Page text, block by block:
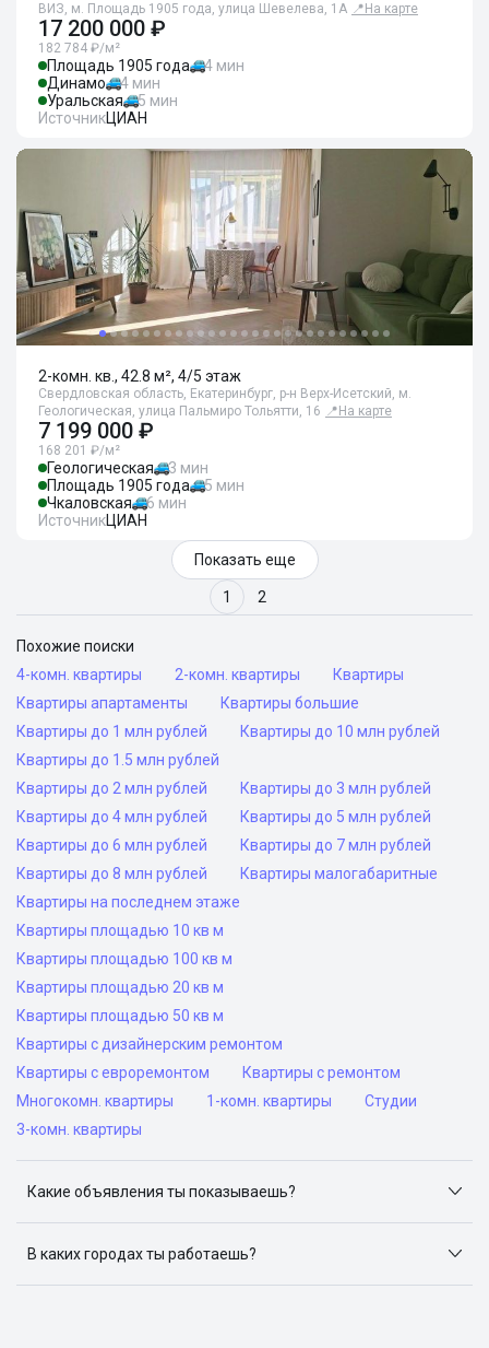
ВИЗ, м. Площадь 1905 года, улица Шевелева, 1А 📍 На карте
17 200 000 ₽
182 784 ₽/м²
Площадь 1905 года
4 мин
Динамо
4 мин
Уральская
5 мин
ИсточникЦИАН
2-комн. кв., 42.8 м², 4/5 этаж
Свердловская область, Екатеринбург, р-н Верх-Исетский, м.
Геологическая, улица Пальмиро Тольятти, 16 📍 На карте
7 199 000 ₽
168 201 ₽/м²
Геологическая
3 мин
Площадь 1905 года
5 мин
Чкаловская
6 мин
ИсточникЦИАН
Показать еще
1 2
Похожие поиски
4-комн. квартиры
2-комн. квартиры
Квартиры
Квартиры апартаменты
Квартиры большие
Квартиры до 1 млн рублей
Квартиры до 10 млн рублей
Квартиры до 1.5 млн рублей
Квартиры до 2 млн рублей
Квартиры до 3 млн рублей
Квартиры до 4 млн рублей
Квартиры до 5 млн рублей
Квартиры до 6 млн рублей
Квартиры до 7 млн рублей
Квартиры до 8 млн рублей
Квартиры малогабаритные
Квартиры на последнем этаже
Квартиры площадью 10 кв м
Квартиры площадью 100 кв м
Квартиры площадью 20 кв м
Квартиры площадью 50 кв м
Квартиры с дизайнерским ремонтом
Квартиры с евроремонтом
Квартиры с ремонтом
Многокомн. квартиры
1-комн. квартиры
Студии
3-комн. квартиры
Какие объявления ты показываешь?
объявлений: ЦИАН, Домклик, Яндекс.Недвижимость,
Авито, Самолет.Плюс.
В каких городах ты работаешь?